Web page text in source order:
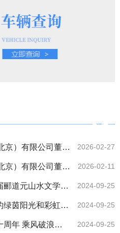
京）有限公司董事
在2026年北关
2026-02-27
京）有限公司董事
会主席林膑在中
2026-02-11
道元山水文学大
2024-09-25
茵阳光和彩虹》
机
2024-09-25
年 乘风破浪再
2024-09-25